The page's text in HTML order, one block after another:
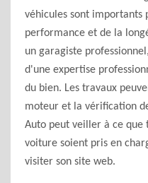
véhicules sont importants
performance et de la
un garagiste
d'une expertise
du bien. Les travaux
moteur et la vérification
Auto peut veiller à ce que
voiture soient pris en
visiter son site web.